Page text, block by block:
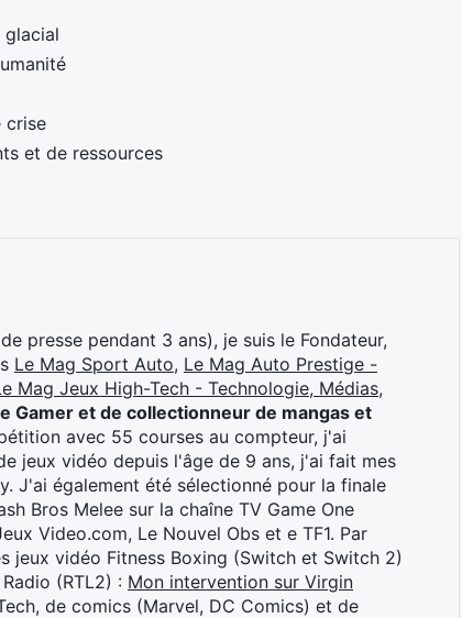
glacial
crise
et de ressources
presse pendant 3 ans), je suis le Fondateur,
Le Mag Sport Auto, Le Mag Auto Prestige -
Mag Jeux High-Tech - Technologie, Médias,
Gamer et de collectionneur de mangas et
avec 55 courses au compteur, j'ai
jeux vidéo depuis l'âge de 9 ans, j'ai fait mes
J'ai également été sélectionné pour la finale
Bros Melee sur la chaîne TV Game One
Video.com, Le Nouvel Obs et e TF1. Par
jeux vidéo Fitness Boxing (Switch et Switch 2)
(RTL2) : Mon intervention sur Virgin
de comics (Marvel, DC Comics) et de